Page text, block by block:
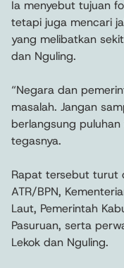
Ia menyebut tujuan
tetapi juga mencari
yang melibatkan
dan Nguling.
“Negara dan
masalah. Jangan
berlangsung
tegasnya.
Rapat tersebut turut
ATR/BPN,
Laut, Pemerintah
Pasuruan, serta
Lekok dan Nguling.